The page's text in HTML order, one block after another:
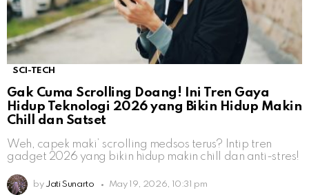
SCI-TECH
Gak Cuma Scrolling Doang! Ini Tren Gaya
Hidup Teknologi 2026 yang Bikin Hidup Makin
Chill dan Satset
Weh, capek maki’ scrolling medsos terus? Intip tren
gadget 2026 yang bikin hidup makin chill dan anti-stres!
by Jati Sunarto May 19, 2026, 10:31 pm